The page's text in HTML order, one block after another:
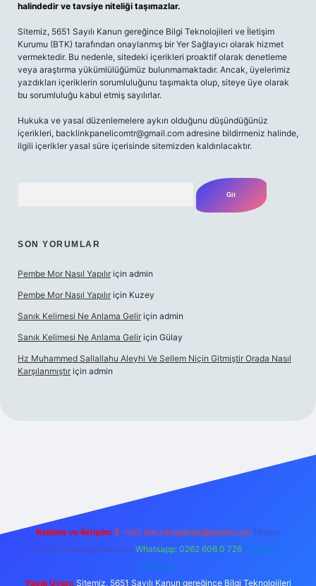
halindedir ve tavsiye niteliği taşımazlar.
Sitemiz, 5651 Sayılı Kanun gereğince Bilgi Teknolojileri ve İletişim
Kurumu (BTK) tarafından onaylanmış bir Yer Sağlayıcı olarak hizmet
vermektedir. Bu nedenle, sitedeki içerikleri proaktif olarak denetleme
veya araştırma yükümlülüğümüz bulunmamaktadır. Ancak, üyelerimiz
yazdıkları içeriklerin sorumluluğunu taşımakta olup, siteye üye olarak
bu sorumluluğu kabul etmiş sayılırlar.
Hukuka ve yasal düzenlemelere aykırı olduğunu düşündüğünüz
içerikleri, backlinkpanelicomtr@gmail.com adresine bildirmeniz halinde,
ilgili içerikler yasal süre içerisinde sitemizden kaldırılacaktır.
SON YORUMLAR
Pembe Mor Nasıl Yapılır için admin
Pembe Mor Nasıl Yapılır için Kuzey
Sanık Kelimesi Ne Anlama Gelir için admin
Sanık Kelimesi Ne Anlama Gelir için Gülay
Hz Muhammed Sallallahu Aleyhi Ve Sellem Niçin Gitmiştir Orada Nasıl
Karşılanmıştır için admin
Reklam ve İletişim: E-mail: backlinkpaneli@gmail.com Teams:
forumhizmeti@gmail.com Whatsapp: 0262 606 0 726 Telegram:
@karabul
Yasal Uyarı: Sitemiz, 5651 Sayılı Kanun gereğince Bilgi Teknolojileri